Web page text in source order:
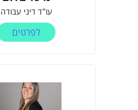
עו"ד דיני עבודה
לפרטים